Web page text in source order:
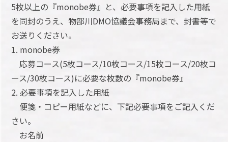
5枚以上の『monobe券』と、必要事項を記入した用紙
を同封のうえ、物部川DMO協議会事務局まで、封書等で
お送りください。
1. monobe券
応募コース(5枚コース/10枚コース/15枚コース/20枚コ
ース/30枚コース)に必要な枚数の『monobe券』
2. 必要事項を記入した用紙
便箋・コピー用紙などに、下記必要事項をご記入くだ
さい。
お名前